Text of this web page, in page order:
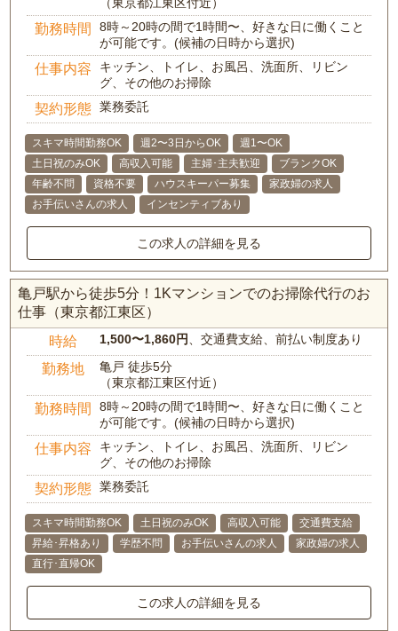
（東京都江東区付近）
勤務時間
8時～20時の間で1時間〜、好きな日に働くこと
が可能です。(候補の日時から選択)
仕事内容
キッチン、トイレ、お風呂、洗面所、リビン
グ、その他のお掃除
契約形態 業務委託
スキマ時間勤務OK 週2〜3日からOK
週1〜OK
土日祝のみOK
高収入可能 主婦･主夫歓迎
ブランクOK
年齢不問
資格不要 ハウスキーパー募集
家政婦の求人
お手伝いさんの求人
インセンティブあり
この求人の詳細を見る
亀戸駅から徒歩5分！1Kマンションでのお掃除代行のお
仕事（東京都江東区）
時給 1,500〜1,860円、交通費支給、前払い制度あり
勤務地
亀戸 徒歩5分
（東京都江東区付近）
勤務時間
8時～20時の間で1時間〜、好きな日に働くこと
が可能です。(候補の日時から選択)
仕事内容
キッチン、トイレ、お風呂、洗面所、リビン
グ、その他のお掃除
契約形態 業務委託
スキマ時間勤務OK 土日祝のみOK 高収入可能
交通費支給
昇給･昇格あり
学歴不問 お手伝いさんの求人
家政婦の求人
直行･直帰OK
この求人の詳細を見る